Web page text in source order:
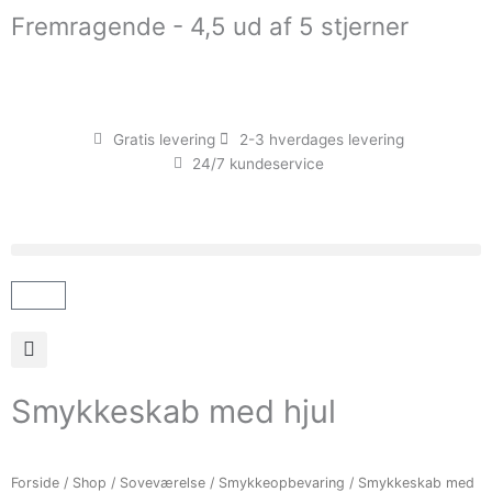
Fremragende - 4,5 ud af 5 stjerner
Gratis levering
2-3 hverdages levering
24/7 kundeservice
Smykkeskab med hjul
Forside / Shop / Soveværelse / Smykkeopbevaring / Smykkeskab med